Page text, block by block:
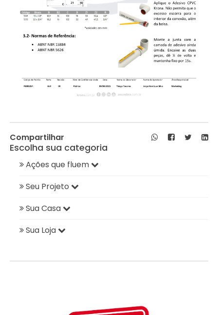
Compartilhar
Escolha sua categoria
Ações que fluem
Seu Projeto
Sua Casa
Sua Loja